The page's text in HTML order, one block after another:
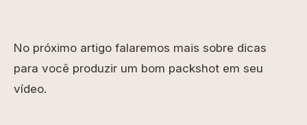
No próximo artigo falaremos mais sobre dicas
para você produzir um bom packshot em seu
vídeo.